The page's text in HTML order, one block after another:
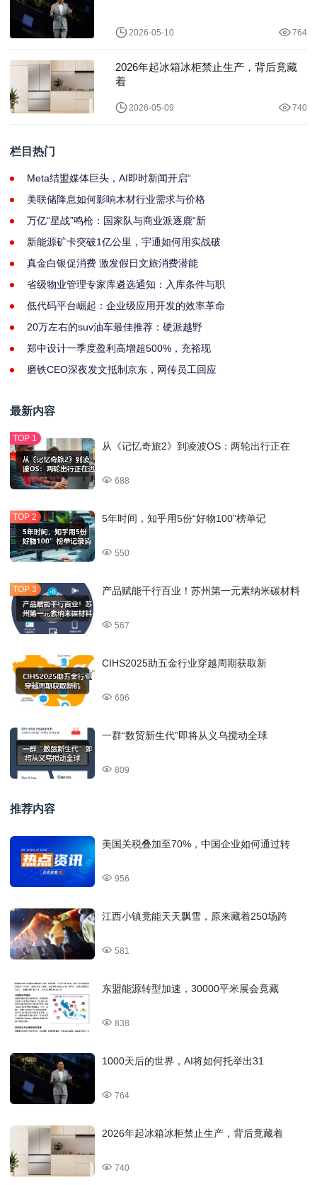
2026-05-10 764
2026年起冰箱冰柜禁止生产，背后竟藏
着
2026-05-09 740
栏目热门
Meta结盟媒体巨头，AI即时新闻开启“
美联储降息如何影响木材行业需求与价格
万亿“星战”鸣枪：国家队与商业派逐鹿“新
新能源矿卡突破1亿公里，宇通如何用实战破
真金白银促消费 激发假日文旅消费潜能
省级物业管理专家库遴选通知：入库条件与职
低代码平台崛起：企业级应用开发的效率革命
20万左右的suv油车最佳推荐：硬派越野
郑中设计一季度盈利高增超500%，充裕现
磨铁CEO深夜发文抵制京东，网传员工回应
最新内容
从《记忆奇旅2》到凌波OS：两轮出行正在
688
5年时间，知乎用5份“好物100”榜单记
550
产品赋能千行百业！苏州第一元素纳米碳材料
567
CIHS2025助五金行业穿越周期获取新
696
一群“数贸新生代”即将从义乌搅动全球
809
推荐内容
美国关税叠加至70%，中国企业如何通过转
956
江西小镇竟能天天飘雪，原来藏着250场跨
581
东盟能源转型加速，30000平米展会竟藏
838
1000天后的世界，AI将如何托举出31
764
2026年起冰箱冰柜禁止生产，背后竟藏着
740